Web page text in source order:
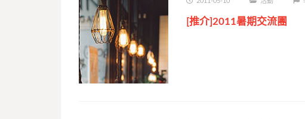
[推介]2011暑期交流團